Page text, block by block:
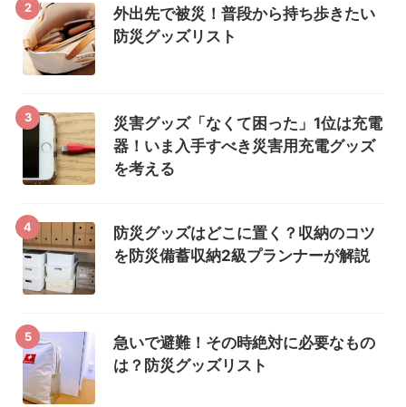
2
外出先で被災！普段から持ち歩きたい
防災グッズリスト
3
災害グッズ「なくて困った」1位は充電
器！いま入手すべき災害用充電グッズ
を考える
4
防災グッズはどこに置く？収納のコツ
を防災備蓄収納2級プランナーが解説
5
急いで避難！その時絶対に必要なもの
は？防災グッズリスト